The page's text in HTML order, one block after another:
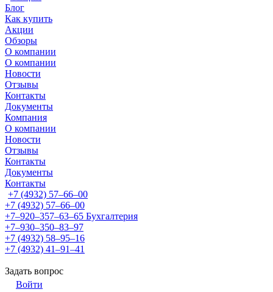
Блог
Как купить
Акции
Обзоры
О компании
О компании
Новости
Отзывы
Контакты
Документы
Компания
О компании
Новости
Отзывы
Контакты
Документы
Контакты
+7 (4932) 57‒66‒00
+7 (4932) 57‒66‒00
+7‒920‒357‒63‒65 Бухгалтерия
+7‒930‒350‒83‒97
+7 (4932) 58‒95‒16
+7 (4932) 41‒91‒41
Задать вопрос
Войти